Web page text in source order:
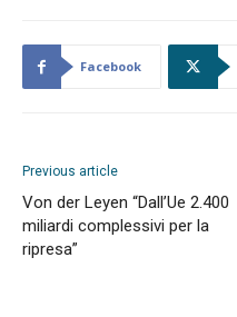
Facebook
Previous article
Von der Leyen “Dall’Ue 2.400
miliardi complessivi per la
ripresa”